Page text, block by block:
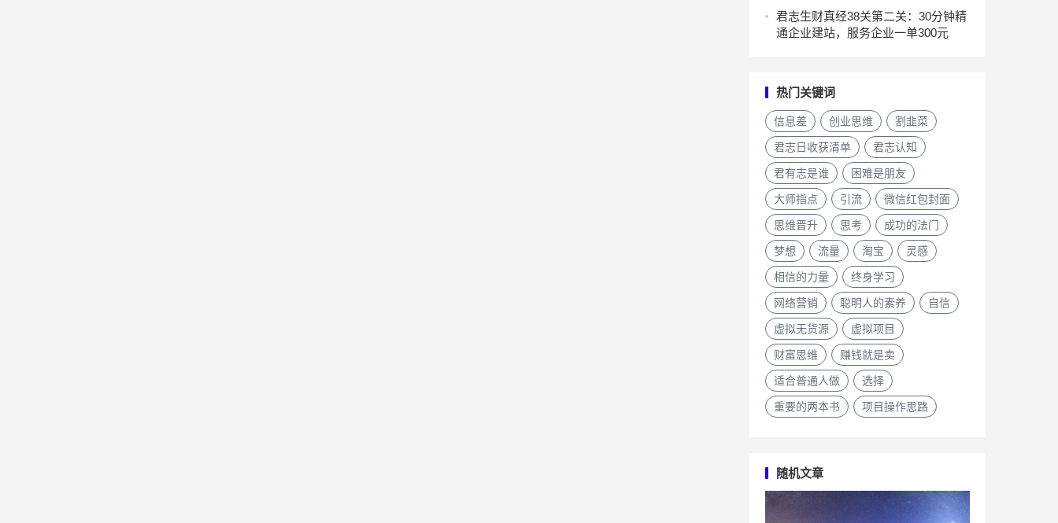
君志生财真经38关第二关：30分钟精
通企业建站，服务企业一单300元
热门关键词
信息差 创业思维 割韭菜
君志日收获清单 君志认知
君有志是谁 困难是朋友
大师指点 引流 微信红包封面
思维晋升 思考 成功的法门
梦想 流量 淘宝 灵感
相信的力量 终身学习
网络营销 聪明人的素养 自信
虚拟无货源 虚拟项目
财富思维 赚钱就是卖
适合普通人做 选择
重要的两本书 项目操作思路
随机文章